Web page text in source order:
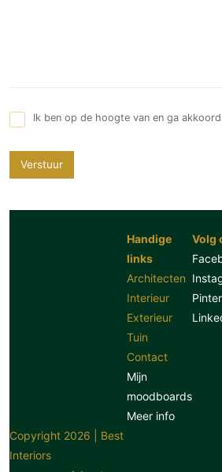
Ik ben op de hoogte van en ga
Verstuur
Handige
links
Architecten
Interieur
Exterieur
Tuin
Contact
Mijn
moodboards
Meer info
Volg
Copyright 2026 | Best
Interiors